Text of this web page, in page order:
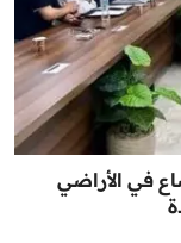
في الأراضي